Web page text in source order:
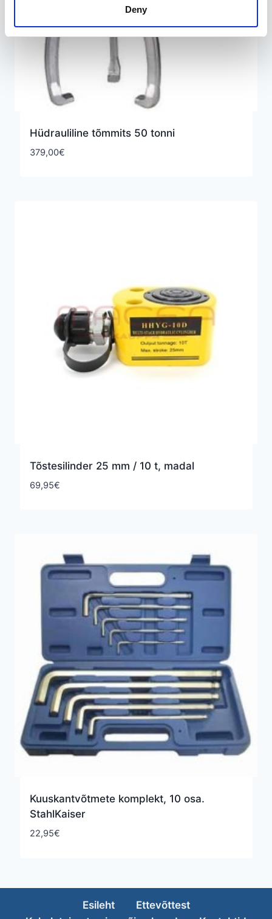
Deny
Hüdrauliline tõmmits 50 tonni
379,00€
Tõstesilinder 25 mm / 10 t, madal
69,95€
Kuuskantvõtmete komplekt, 10 osa.
StahlKaiser
22,95€
Esileht
Ettevõttest